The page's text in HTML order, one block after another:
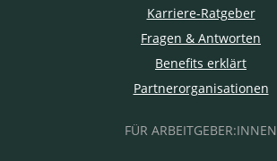
Karriere-Ratgeber
Fragen & Antworten
Benefits erklärt
Partnerorganisationen
FÜR ARBEITGEBER:INNEN